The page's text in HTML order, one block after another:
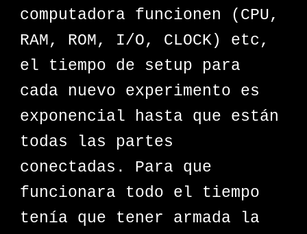
computadora funcionen (CPU,
RAM, ROM, I/O, CLOCK) etc,
el tiempo de setup para
cada nuevo experimento es
exponencial hasta que están
todas las partes
conectadas. Para que
funcionara todo el tiempo
tenía que tener armada la